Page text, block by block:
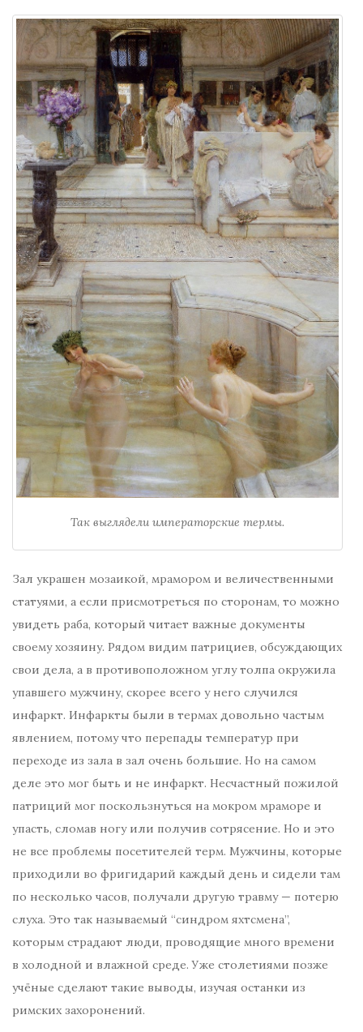
Так выглядели императорские термы.
Зал украшен мозаикой, мрамором и величественными
статуями, а если присмотреться по сторонам, то можно
увидеть раба, который читает важные документы
своему хозяину. Рядом видим патрициев, обсуждающих
свои дела, а в противоположном углу толпа окружила
упавшего мужчину, скорее всего у него случился
инфаркт. Инфаркты были в термах довольно частым
явлением, потому что перепады температур при
переходе из зала в зал очень большие. Но на самом
деле это мог быть и не инфаркт. Несчастный пожилой
патриций мог поскользнуться на мокром мраморе и
упасть, сломав ногу или получив сотрясение. Но и это
не все проблемы посетителей терм. Мужчины, которые
приходили во фригидарий каждый день и сидели там
по несколько часов, получали другую травму — потерю
слуха. Это так называемый “синдром яхтсмена”,
которым страдают люди, проводящие много времени
в холодной и влажной среде. Уже столетиями позже
учёные сделают такие выводы, изучая останки из
римских захоронений.